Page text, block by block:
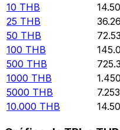
10 THB
25 THB
50 THB
100 THB
500 THB
1000 THB
5000 THB
10.000 THB